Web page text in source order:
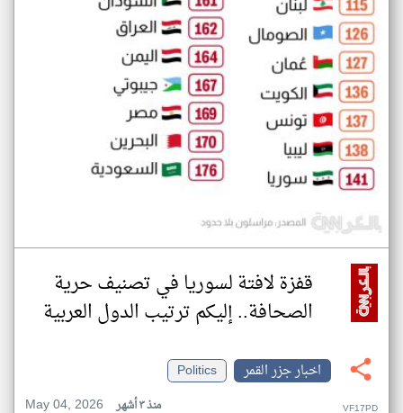
قفزة لافتة لسوريا في تصنيف حرية
الصحافة.. إليكم ترتيب الدول العربية
اخبار جزر القمر
Politics
May 04, 2026
منذ ٣ أشهر VF17PD